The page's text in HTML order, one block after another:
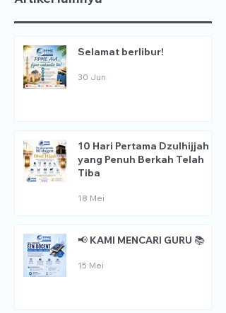
Selamat berlibur!
30 Jun
10 Hari Pertama Dzulhijjah
yang Penuh Berkah Telah
Tiba
18 Mei
📢 KAMI MENCARI GURU 📚
15 Mei